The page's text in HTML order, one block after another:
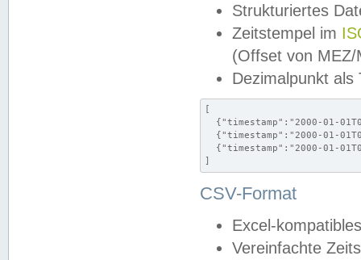
Strukturiertes
Zeitstempel im
(Offset von MEZ/
Dezimalpunkt als
[
{"timestamp":"2000-01-
{"timestamp":"2000-01-
{"timestamp":"2000-01-
]
CSV-Format
Excel-
Vereinfachte